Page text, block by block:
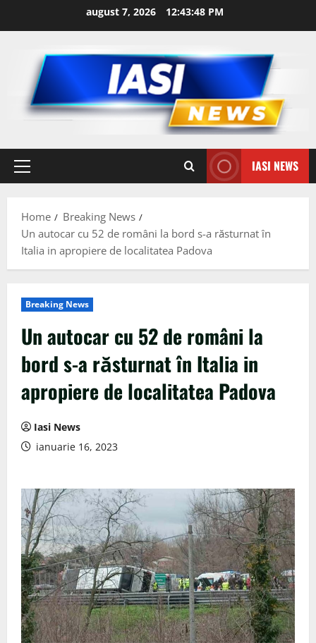
august 7, 2026 12:43:49 PM
Primary
IASI NEWS
Home
Breaking News
Un autocar cu 52 de români la bord s-a răsturnat în
Italia in apropiere de localitatea Padova
Breaking News
Un autocar cu 52 de români la
bord s-a răsturnat în Italia in
apropiere de localitatea Padova
Iasi News
ianuarie 16, 2023